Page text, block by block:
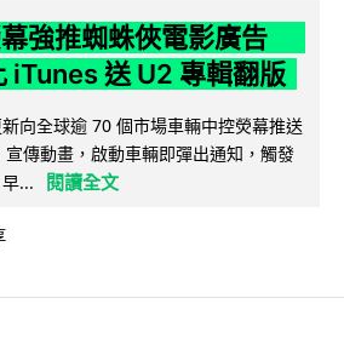
強推蜘蛛俠電影廣告
iTunes 送 U2 專輯翻版
向全球逾 70 個市場車輛中控熒幕推送
宣傳動畫，啟動車輛即彈出通知，觸發
...
閱讀全文